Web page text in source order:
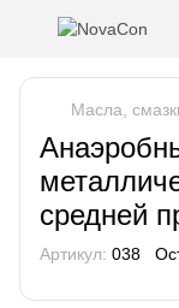
Масла,
средней
Артикул: 038